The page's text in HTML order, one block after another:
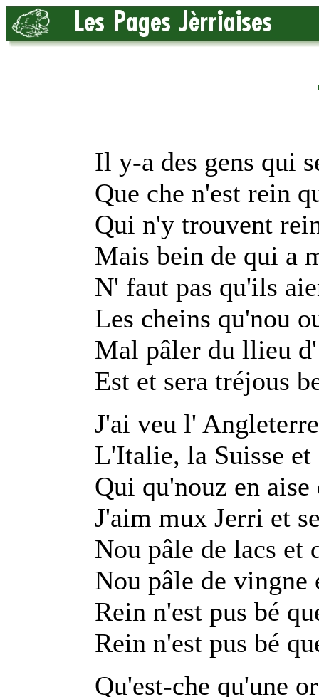
Il y-a des gens qui
Que che n'est rein
Qui n'y trouvent
Mais bein de qui a
N' faut pas qu'ils
Les cheins qu'nou
Mal pâler du llieu d'
Est et sera tréjous
J'ai veu l'
L'Italie, la Suisse et
Qui qu'nouz en aise
J'aim mux Jerri et
Nou pâle de lacs et
Nou pâle de vingne
Rein n'est pus bé
Rein n'est pus bé
Qu'est-che qu'une